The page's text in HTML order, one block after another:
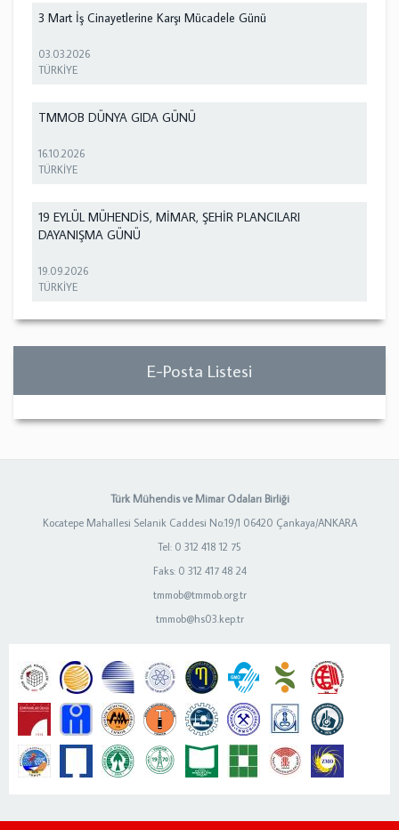
3 Mart İş Cinayetlerine Karşı Mücadele Günü
03.03.2026
TÜRKİYE
TMMOB DÜNYA GIDA GÜNÜ
16.10.2026
TÜRKİYE
19 EYLÜL MÜHENDİS, MİMAR, ŞEHİR PLANCILARI
DAYANIŞMA GÜNÜ
19.09.2026
TÜRKİYE
E-Posta Listesi
Türk Mühendis ve Mimar Odaları Birliği
Kocatepe Mahallesi Selanik Caddesi No:19/1 06420 Çankaya/ANKARA
Tel: 0 312 418 12 75
Faks: 0 312 417 48 24
tmmob@tmmob.org.tr
tmmob@hs03.kep.tr